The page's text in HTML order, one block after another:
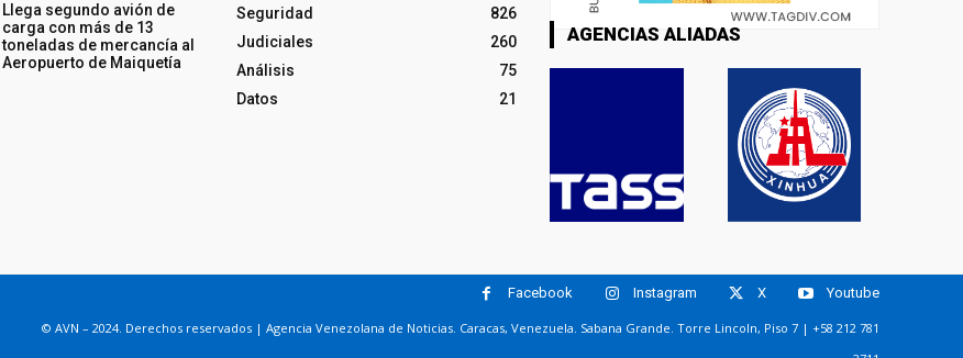
Llega segundo avión de
carga con más de 13
toneladas de mercancía al
Aeropuerto de Maiquetía
Seguridad
826
Judiciales
260
Análisis
75
Datos
21
AGENCIAS ALIADAS
Facebook Instagram X Youtube
© AVN – 2024. Derechos reservados | Agencia Venezolana de Noticias. Caracas, Venezuela. Sabana Grande. Torre Lincoln, Piso 7 | +58 212 781